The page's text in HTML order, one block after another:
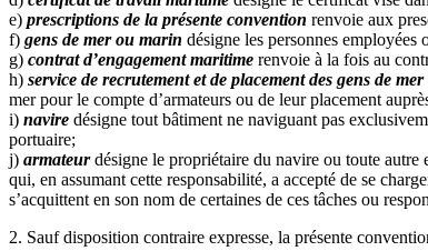
e) prescriptions de la présente convention renvoie aux
f) gens de mer ou marin désigne les personnes
g) contrat d’engagement maritime renvoie à la fois au
h) service de recrutement et de placement des gens de mer
mer pour le compte d’armateurs ou de leur placement
i) navire désigne tout bâtiment ne naviguant pas
portuaire;
j) armateurdésigne le propriétaire du navire ou toute autre
qui, en assumant cette responsabilité, a accepté de se
s’acquittent en son nom de certaines de ces tâches ou
2. Sauf disposition contraire expresse, la présente